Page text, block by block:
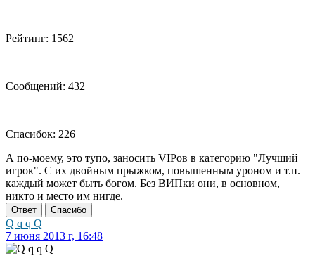
Рейтинг: 1562
Сообщений: 432
Спасибок: 226
А по-моему, это тупо, заносить VIPов в категорию "Лучший
игрок". С их двойным прыжком, повышенным уроном и т.п.
каждый может быть богом. Без ВИПки они, в основном,
никто и место им нигде.
Ответ Спасибо
Q q q Q
7 июня 2013 г, 16:48